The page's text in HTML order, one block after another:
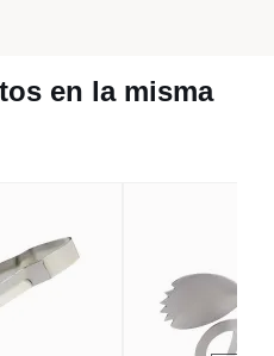
en la misma